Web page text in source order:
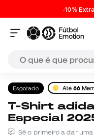
-10%
Esgotado Até 66
T-Shirt adidas México Edição
Especial
Sê o primeiro a dar